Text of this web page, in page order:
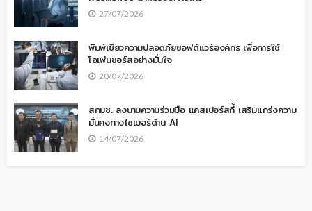
27/07/2026
พิมพ์เขียวความปลอดภัยซอฟต์แวร์องค์กร เพื่อการใช้
โอเพ่นซอร์สอย่างมั่นใจ
20/07/2026
สกมช. ลงนามความร่วมมือ แคสเปอร์สกี้ เสริมแกร่งความ
มั่นคงทางไซเบอร์ด้าน AI
14/07/2026